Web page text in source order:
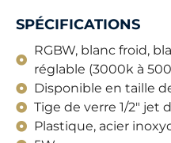
SPÉCIFICATIONS
RGBW, blanc froid,
réglable (3000k à
Disponible en taille
Tige de verre 1/2" jet
Plastique, acier